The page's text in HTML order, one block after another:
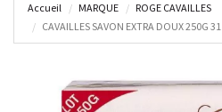
Accueil MARQUE
ROGE CAVAILLES
CAVAILLES SAVON EXTRA DOUX 250G 31